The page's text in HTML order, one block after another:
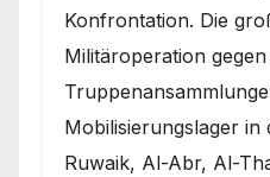
Konfrontation. Die
Militäroperation
Mobilisierungslager in
Ruwaik, Al-Abr, Al-